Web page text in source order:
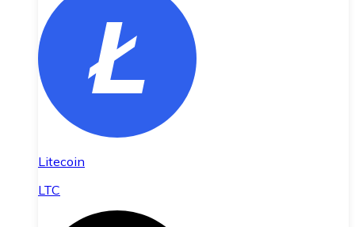
Litecoin
LTC